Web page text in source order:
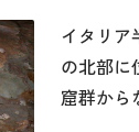
イタリア
の北部に
窟群から